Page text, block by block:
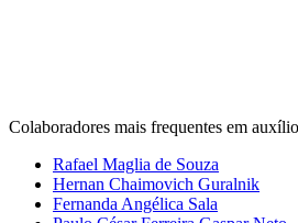
Colaboradores mais frequentes em
Rafael Maglia de Souza
Hernan Chaimovich Guralnik
Fernanda Angélica Sala